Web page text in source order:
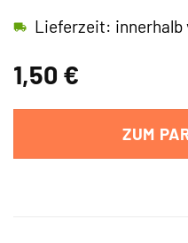
1,50 €
Lieferzeit: innerhalb
ZUM